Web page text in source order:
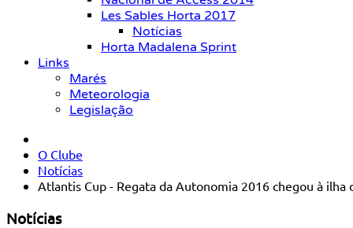
Les Sables Horta 2017
Notícias
Horta Madalena Sprint
Links
Marés
Meteorologia
Legislação
O Clube
Notícias
Atlantis Cup - Regata da Autonomia 2016 chegou à ilha
Notícias